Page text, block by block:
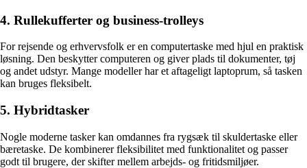
4. Rullekufferter og business-trolleys
For rejsende og erhvervsfolk er en computertaske med hjul en praktisk
løsning. Den beskytter computeren og giver plads til dokumenter, tøj
og andet udstyr. Mange modeller har et aftageligt laptoprum, så tasken
kan bruges fleksibelt.
5. Hybridtasker
Nogle moderne tasker kan omdannes fra rygsæk til skuldertaske eller
bæretaske. De kombinerer fleksibilitet med funktionalitet og passer
godt til brugere, der skifter mellem arbejds- og fritidsmiljøer.